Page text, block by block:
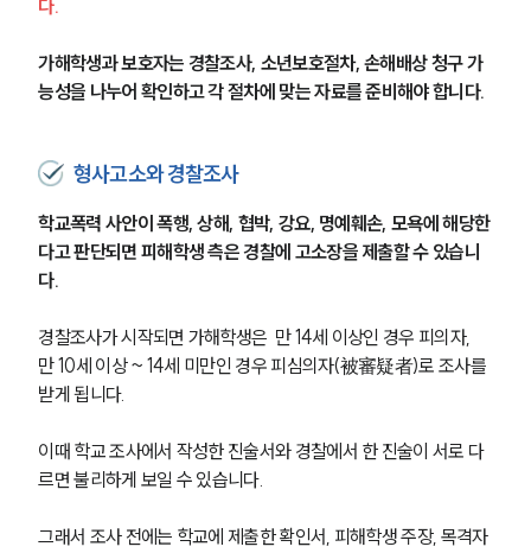
고객의 소리
통합검색
AI대륜
업무사례
주요 업무사례
사례분석/최신동향
고객후기
학교폭력대응팀 업무
전체
다.
가해학생과 보호자는 경찰조사, 소년보호절차, 손해배상 청구 가
능성을 나누어 확인하고 각 절차에 맞는 자료를 준비해야 합니다.
형사고소와 경찰조사
학교폭력 사안이 폭행, 상해, 협박, 강요, 명예훼손, 모욕에 해당한
다고 판단되면 피해학생 측은 경찰에 고소장을 제출할 수 있습니
다.
경찰조사가 시작되면 가해학생은  만 14세 이상인 경우 피의자,
만 10세 이상 ~ 14세 미만인 경우 피심의자(被審疑者)로 조사를
받게 됩니다.
이때 학교 조사에서 작성한 진술서와 경찰에서 한 진술이 서로 다
르면 불리하게 보일 수 있습니다.
그래서 조사 전에는 학교에 제출한 확인서, 피해학생 주장, 목격자